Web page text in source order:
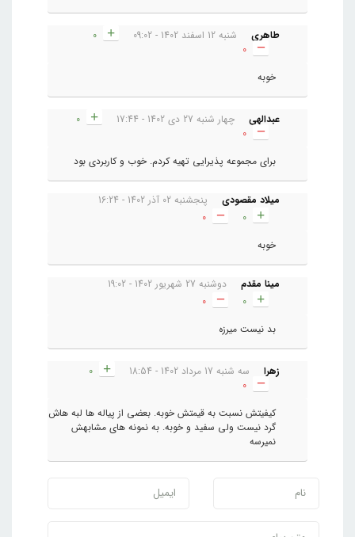
طاهری شنبه 12 اسفند 1402 - 09:02
خوبه
عبدالهی چهار شنبه 27 دی 1402 - 17:44
برای مجموعه پذیرایی تهیه کردم. خوب و کاربردی بود
میلاد مقصودی
پنجشنبه 02 آذر 1402 - 16:24
خوبه
مینا مقدم
دوشنبه 27 شهریور 1402 - 19:02
بد نیست میرزه
زهرا سه شنبه 17 مرداد 1402 - 18:54
کیفیتش نسبت به قیمتش خوبه. بعضی از پیاله ها لبه هاش
گرد نیست ولی سفید و خوبه. به نمونه های مشابهش
نمیرسه